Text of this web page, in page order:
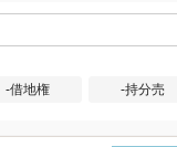
-借地権 -持分売